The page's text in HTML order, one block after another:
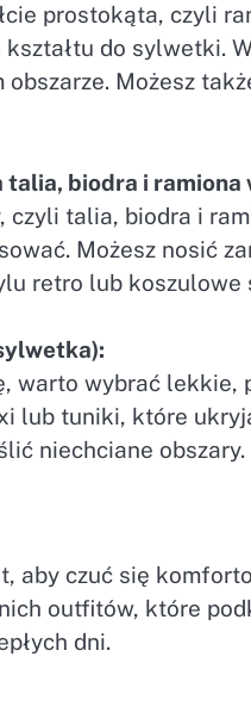
prostokąta, czyli
do sylwetki.
Możesz
biodra i ramiona
czyli talia, biodra i
Możesz nosić
retro lub
warto wybrać
lub tuniki, które
niechciane obszary.
aby czuć się
outfitów, które
dni.